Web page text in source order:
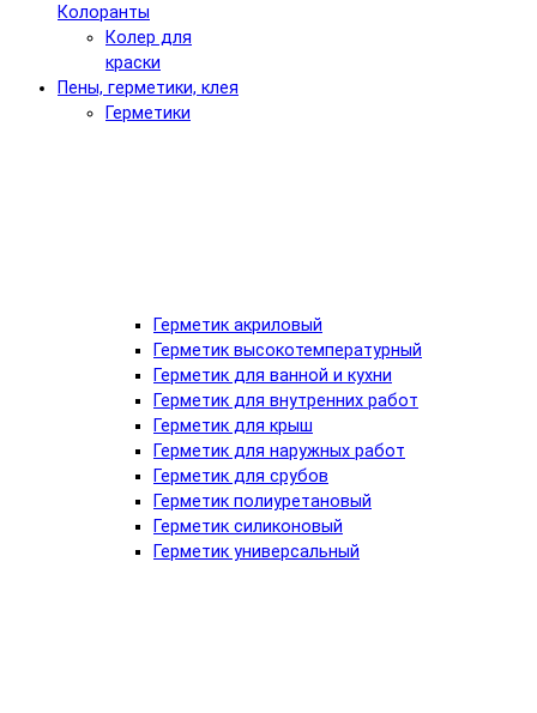
Колоранты
Колер для
краски
Пены, герметики, клея
Герметики
Герметик акриловый
Герметик высокотемпературный
Герметик для ванной и кухни
Герметик для внутренних работ
Герметик для крыш
Герметик для наружных работ
Герметик для срубов
Герметик полиуретановый
Герметик силиконовый
Герметик универсальный